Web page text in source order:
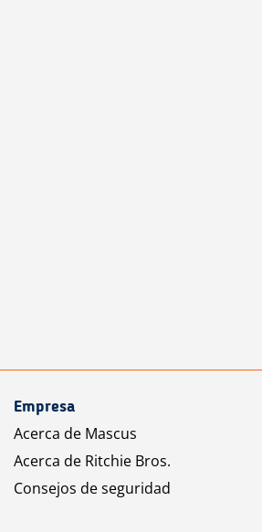
Empresa
Acerca de Mascus
Acerca de Ritchie Bros.
Consejos de seguridad